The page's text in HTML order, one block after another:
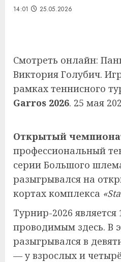
14:01 25.05.2026
Смотреть онлайн:
Виктория Голубич.
рамках теннисного
Garros 2026. 25 мая
Открытый
профессиональный
серии Большого
разыгрывался на
кортах комплекса
Турнир-2026 является
проводимым здесь. В
разыгрывался в
— у взрослых и